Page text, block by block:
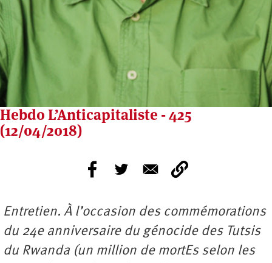
Hebdo L’Anticapitaliste - 425
(12/04/2018)
Entretien. À l’occasion des commémorations
du 24e anniversaire du génocide des Tutsis
du Rwanda (un million de mortEs selon les